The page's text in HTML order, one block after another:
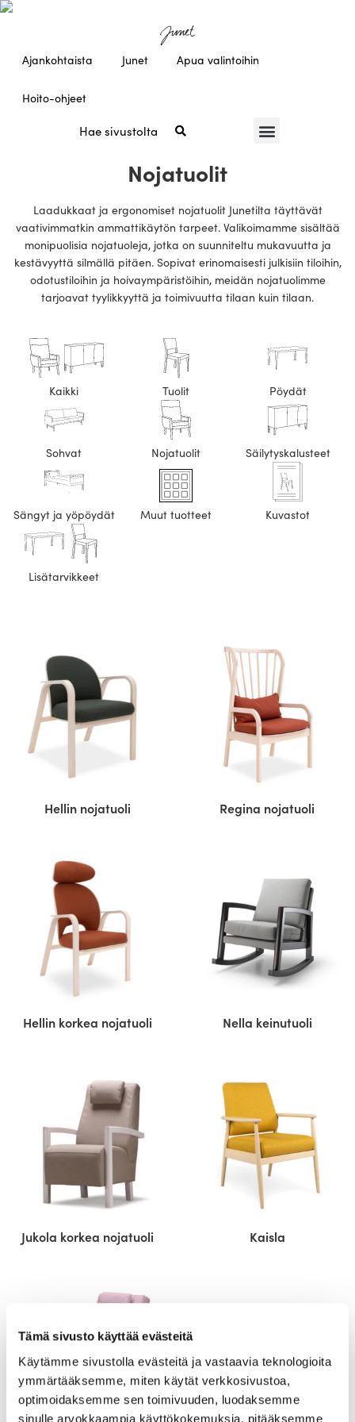
Tämä sivusto käyttää evästeitä
Käytämme sivustolla evästeitä ja vastaavia teknologioita
ymmärtääksemme, miten käytät verkkosivustoa,
optimoidaksemme sen toimivuuden, luodaksemme
sinulle arvokkaampia käyttökokemuksia, pitääksemme
Ajankohtaista Junet Apua valintoihin
Hoito-ohjeet
Nojatuolit
Laadukkaat ja ergonomiset nojatuolit Junetilta täyttävät
vaativimmatkin ammattikäytön tarpeet. Valikoimamme sisältää
monipuolisia nojatuoleja, jotka on suunniteltu mukavuutta ja
kestävyyttä silmällä pitäen. Sopivat erinomaisesti julkisiin tiloihin,
odotustiloihin ja hoivaympäristöihin, meidän nojatuolimme
tarjoavat tyylikkyyttä ja toimivuutta tilaan kuin tilaan.
Kaikki Tuolit Pöydät
Sohvat Nojatuolit Säilytyskalusteet
Sängyt ja yöpöydät Muut tuotteet Kuvastot
Lisätarvikkeet
Hellin nojatuoli Regina nojatuoli
Hellin korkea nojatuoli Nella keinutuoli
Jukola korkea nojatuoli Kaisla